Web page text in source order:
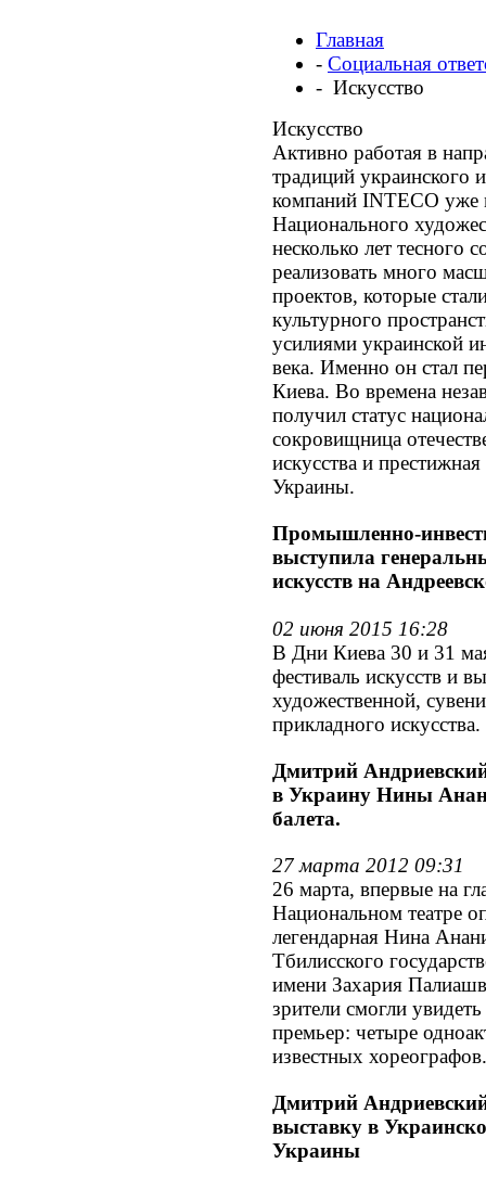
Главная
- Социальная
- Искусство
Искусство
Активно работая в
традиций украинского
компаний INTECO уже
Национального
несколько лет тесного
реализовать много
проектов, которые
культурного
усилиями украинской
века. Именно он стал
Киева. Во времена
получил статус
сокровищница
искусства и
Украины.
Промышленно-
выступила
искусств на
02 июня 2015 16:28
В Дни Киева 30 и 31
фестиваль искусств и
художественной,
прикладного искусства.
Дмитрий
в Украину Нины
балета.
27 марта 2012 09:31
26 марта, впервые на
Национальном театре
легендарная Нина
Тбилисского
имени Захария
зрители смогли
премьер: четыре
известных хореографов.
Дмитрий
выставку в
Украины